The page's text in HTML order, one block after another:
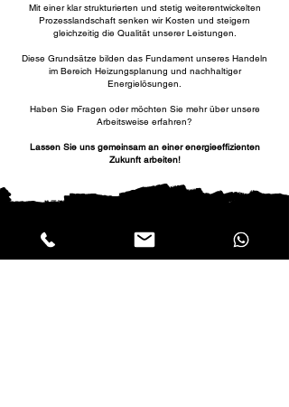
Mit einer klar strukturierten und stetig weiterentwickelten
Prozesslandschaft senken wir Kosten und steigern
gleichzeitig die Qualität unserer Leistungen.
Diese Grundsätze bilden das Fundament unseres Handeln
im Bereich Heizungsplanung und nachhaltiger
Energielösungen.
Haben Sie Fragen oder möchten Sie mehr über unsere
Arbeitsweise erfahren?
Lassen Sie uns gemeinsam an einer energieeffizienten
Zukunft arbeiten!
Haben Sie noch weitere